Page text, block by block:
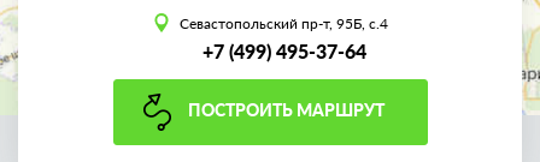
Севастопольский пр-т, 95Б, с.4
+7 (499) 495-37-64
ПОСТРОИТЬ МАРШРУТ